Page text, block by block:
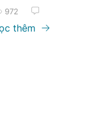
972
thêm